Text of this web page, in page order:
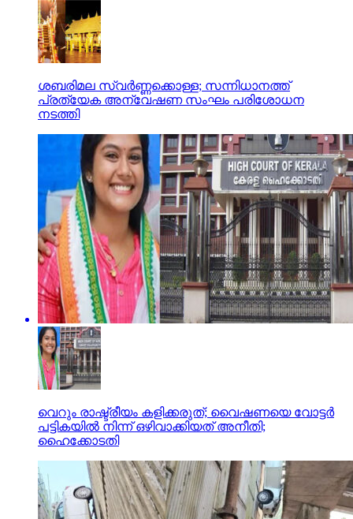
ശബരിമല സ്വര്‍ണ്ണക്കൊള്ള; സന്നിധാനത്ത്
പ്രത്യേക അന്വേഷണ സംഘം പരിശോധന
നടത്തി
വെറും രാഷ്ട്രീയം കളിക്കരുത്; വൈഷണയെ വോട്ടര്‍
പട്ടികയില്‍ നിന്ന് ഒഴിവാക്കിയത് അനീതി;
ഹൈക്കോടതി